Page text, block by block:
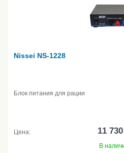
Nissei NS-1228
Блок питания для рации
Цена: 11
В